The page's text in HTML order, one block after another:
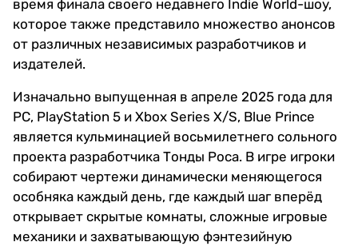
время финала своего недавнего Indie World-шоу,
которое также представило множество анонсов
от различных независимых разработчиков и
издателей.
Изначально выпущенная в апреле 2025 года для
PC, PlayStation 5 и Xbox Series X/S, Blue Prince
является кульминацией восьмилетнего сольного
проекта разработчика Тонды Роса. В игре игроки
собирают чертежи динамически меняющегося
особняка каждый день, где каждый шаг вперёд
открывает скрытые комнаты, сложные игровые
механики и захватывающую фэнтезийную